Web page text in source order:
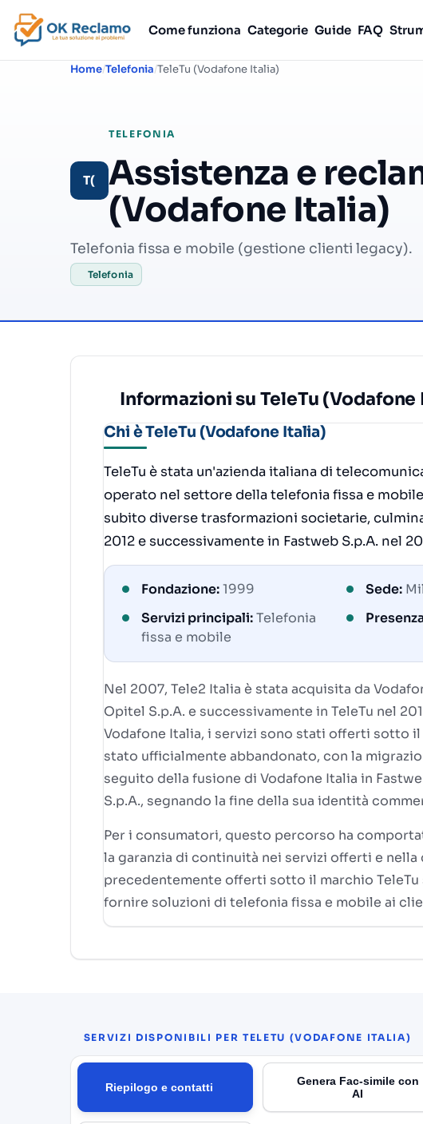
Come funziona Categorie Guide FAQ
Home Telefonia TeleTu (Vodafone Italia)
T(
TELEFONIA
Assistenza e
(Vodafone Italia)
Telefonia fissa e mobile (gestione clienti legacy).
Telefonia
Informazioni su TeleTu (Vodafone
Chi è TeleTu (Vodafone Italia)
TeleTu è stata un'azienda italiana di
operato nel settore della telefonia fissa e
subito diverse trasformazioni societarie,
2012 e successivamente in Fastweb S.p.A. nel
Fondazione:1999 Sede:
Servizi principali:Telefonia
fissa e mobile
Nel 2007, Tele2 Italia è stata acquisita da
Opitel S.p.A. e successivamente in TeleTu nel
Vodafone Italia, i servizi sono stati offerti sotto il
stato ufficialmente abbandonato, con la
seguito della fusione di Vodafone Italia in
S.p.A., segnando la fine della sua identità
Per i consumatori, questo percorso ha
la garanzia di continuità nei servizi offerti e
precedentemente offerti sotto il marchio TeleTu
fornire soluzioni di telefonia fissa e mobile ai
SERVIZI DISPONIBILI PER TELETU (VODAFONE ITALIA)
Riepilogo e contatti
Genera Fac-simile con
AI